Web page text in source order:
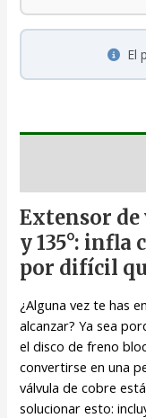
El
Extensor de
y 135°:
por difícil
¿Alguna vez te has
alcanzar? Ya sea
el disco de freno
convertirse en una
válvula de cobre
solucionar esto: